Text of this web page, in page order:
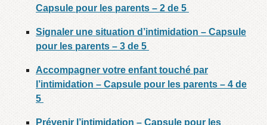
Capsule pour les parents – 2 de 5
Signaler une situation d’intimidation – Capsule
pour les parents – 3 de 5
Accompagner votre enfant touché par
l’intimidation – Capsule pour les parents – 4 de
5
Prévenir l’intimidation – Capsule pour les